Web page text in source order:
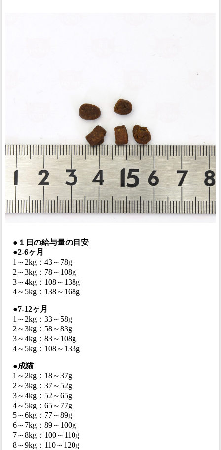
●１日の給与量の目安
●2-6ヶ月
1～2kg：43～78g
2～3kg：78～108g
3～4kg：108～138g
4～5kg：138～168g
●7-12ヶ月
1～2kg：33～58g
2～3kg：58～83g
3～4kg：83～108g
4～5kg：108～133g
●成猫
1～2kg：18～37g
2～3kg：37～52g
3～4kg：52～65g
4～5kg：65～77g
5～6kg：77～89g
6～7kg：89～100g
7～8kg：100～110g
8～9kg：110～120g